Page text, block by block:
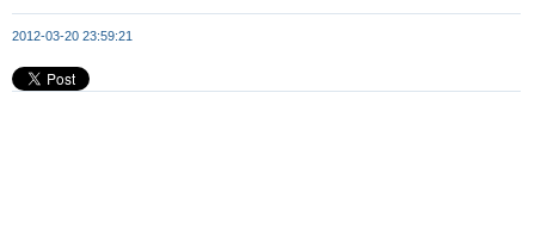
2012-03-20 23:59:21